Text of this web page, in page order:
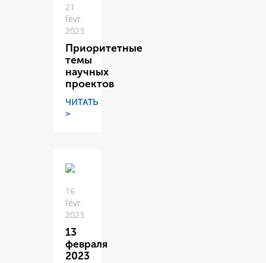
21
févr.
2023
Приоритетные
темы
научных
проектов
ЧИТАТЬ
>
16
févr.
2023
13
февраля
2023